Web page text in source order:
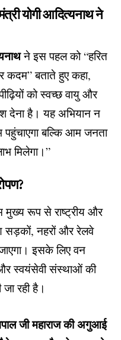
योगी आदित्यनाथ ने
ने इस पहल को “हरित
बताते हुए कहा,
को स्वच्छ वायु और
देना है। यह अभियान न
पहुंचाएगा बल्कि आम जनता
मिलेगा।”
मुख्य रूप से राष्ट्रीय और
सड़कों, नहरों और रेलवे
इसके लिए वन
स्वयंसेवी संस्थाओं की
जा रही है।
जी महाराज की अगुआई